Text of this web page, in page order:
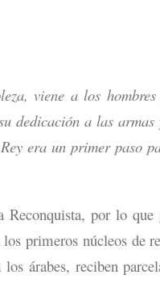
viene a los
dedicación a las
era un primer paso
por lo que
primeros núcleos de
árabes, reciben